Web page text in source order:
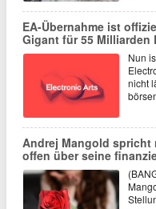
EA-Übernahme ist
Gigant für 55 Milliarden
Nun
nicht
Andrej Mangold spricht
offen über seine